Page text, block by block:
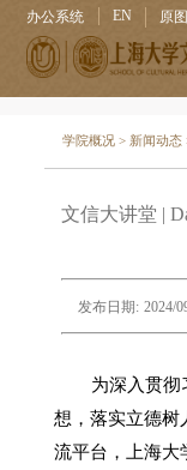
办公系统 EN 原
学院概况 > 新闻动态
文信大讲堂 |
发布日期: 2024/
为深入贯彻
想，落实立德树
流平台，上海大